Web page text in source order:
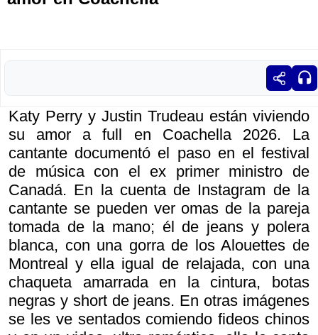
Katy Perry y Justin Trudeau están viviendo
su amor a full en Coachella 2026. La
cantante documentó el paso en el festival
de música con el ex primer ministro de
Canadá. En la cuenta de Instagram de la
cantante se pueden ver omas de la pareja
tomada de la mano; él de jeans y polera
blanca, con una gorra de los Alouettes de
Montreal y ella igual de relajada, con una
chaqueta amarrada en la cintura, botas
negras y short de jeans. En otras imágenes
se les ve sentados comiendo fideos chinos